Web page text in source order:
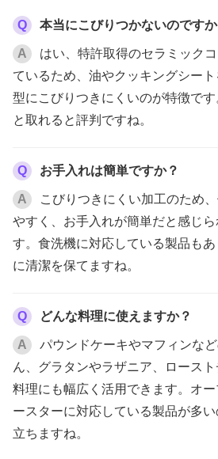
Q 本当にこびりつかないのですか
A
はい、特許取得のセラミック
ているため、油やクッキングシー
型にこびりつきにくいのが特徴で
と取れると評判ですね。
Q お手入れは簡単ですか？
A
こびりつきにくい加工のため
やすく、お手入れが簡単だと感じ
す。食洗機に対応している製品も
に清潔を保てますね。
Q どんな料理に使えますか？
A
パウンドケーキやマフィンな
ん、グラタンやラザニア、ロース
料理にも幅広く活用できます。オ
ースターに対応している製品が多
立ちますね。